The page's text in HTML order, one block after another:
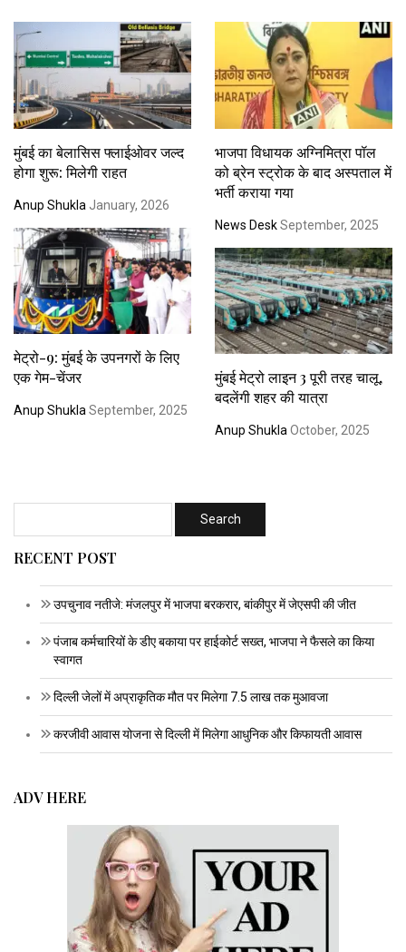
मुंबई का बेलासिस फ्लाईओवर जल्द
होगा शुरू: मिलेगी राहत
Anup Shukla January, 2026
भाजपा विधायक अग्निमित्रा पॉल
को ब्रेन स्ट्रोक के बाद अस्पताल में
भर्ती कराया गया
News DeskSeptember, 2025
मेट्रो-9: मुंबई के उपनगरों के लिए
एक गेम-चेंजर
Anup ShuklaSeptember, 2025
मुंबई मेट्रो लाइन 3 पूरी तरह चालू,
बदलेंगी शहर की यात्रा
Anup ShuklaOctober, 2025
RECENT POST
उपचुनाव नतीजे: मंजलपुर में भाजपा बरकरार, बांकीपुर में जेएसपी की जीत
पंजाब कर्मचारियों के डीए बकाया पर हाईकोर्ट सख्त, भाजपा ने फैसले का किया
स्वागत
दिल्ली जेलों में अप्राकृतिक मौत पर मिलेगा 7.5 लाख तक मुआवजा
करजीवी आवास योजना से दिल्ली में मिलेगा आधुनिक और किफायती आवास
ADV HERE